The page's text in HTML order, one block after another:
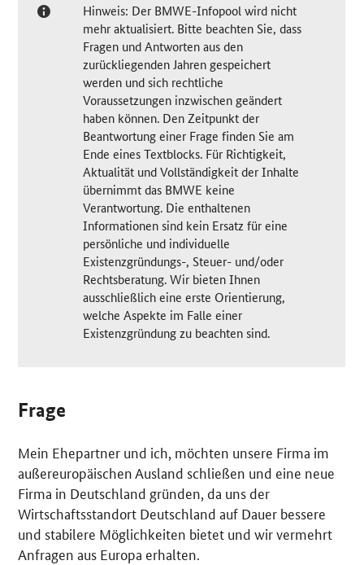
Hinweis: Der BMWE-Infopool wird nicht
mehr aktualisiert. Bitte beachten Sie, dass
Fragen und Antworten aus den
zurückliegenden Jahren gespeichert
werden und sich rechtliche
Voraussetzungen inzwischen geändert
haben können. Den Zeitpunkt der
Beantwortung einer Frage finden Sie am
Ende eines Textblocks. Für Richtigkeit,
Aktualität und Vollständigkeit der Inhalte
übernimmt das BMWE keine
Verantwortung. Die enthaltenen
Informationen sind kein Ersatz für eine
persönliche und individuelle
Existenzgründungs-, Steuer- und/oder
Rechtsberatung. Wir bieten Ihnen
ausschließlich eine erste Orientierung,
welche Aspekte im Falle einer
Existenzgründung zu beachten sind.
Frage
Mein Ehepartner und ich, möchten unsere Firma im
außereuropäischen Ausland schließen und eine neue
Firma in Deutschland gründen, da uns der
Wirtschaftsstandort Deutschland auf Dauer bessere
und stabilere Möglichkeiten bietet und wir vermehrt
Anfragen aus Europa erhalten.